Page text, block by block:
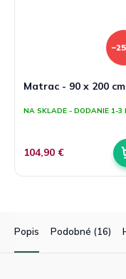
Matrac - 90 x 200 cm
NA SKLADE - DODANIE 1-3
104,90 €
Popis Podobné (16)